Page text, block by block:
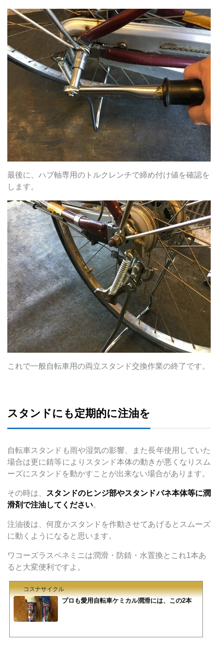
最後に、ハブ軸専用のトルクレンチで締め付け値を確認を
します。
これで一般自転車用の両立スタンド交換作業の終了です。
スタンドにも定期的に注油を
自転車スタンドも雨や湿気の影響、また長年使用していた
場合は更に錆等によりスタンド本体の動きが悪くなりスム
ーズにスタンドを動かすことが出来ない場合があります。
その時は、 スタンドのヒンジ部やスタンドバネ本体等に潤
滑剤で注油してください。
注油後は、何度かスタンドを作動させてあげるとスムーズ
に動くようになると思います。
ワコーズラスペネミニは潤滑・防錆・水置換とこれ1本あ
ると大変便利ですよ。
コスナサイクル
プロも愛用自転車ケミカル潤滑には、この2本